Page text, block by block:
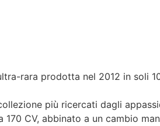
rara prodotta nel 2012 in soli
più ricercati dagli
CV, abbinato a un cambio